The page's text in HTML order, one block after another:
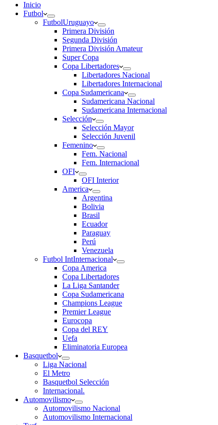
Inicio
Futbol
FutbolUruguayo
Primera División
Segunda División
Primera División Amateur
Super Copa
Copa Libertadores
Libertadores Nacional
Libertadores Internacional
Copa Sudamericana
Sudamericana Nacional
Sudamericana Internacional
Selección
Selección Mayor
Selección Juvenil
Femenino
Fem. Nacional
Fem. Internacional
OFI
OFI Interior
America
Argentina
Bolivia
Brasil
Ecuador
Paraguay
Perú
Venezuela
Futbol IntInternacional
Copa America
Copa Libertadores
La Liga Santander
Copa Sudamericana
Champions League
Premier League
Eurocopa
Copa del REY
Uefa
Eliminatoria Europea
Basquetbol
Liga Nacional
El Metro
Basquetbol Selección
Internacional.
Automovilismo
Automovilismo Nacional
Automovilismo Internacional